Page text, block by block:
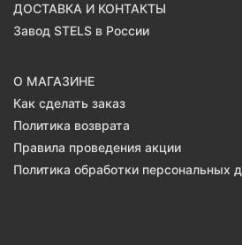
ДОСТАВКА И КОНТАКТЫ
Завод STELS в России
О МАГАЗИНЕ
Как сделать заказ
Политика возврата
Правила проведения акции
Политика обработки персональных